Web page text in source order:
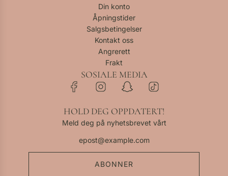
Din konto
Åpningstider
Salgsbetingelser
Kontakt oss
Angrerett
Frakt
SOSIALE MEDIA
HOLD DEG OPPDATERT!
Meld deg på nyhetsbrevet vårt
ABONNER